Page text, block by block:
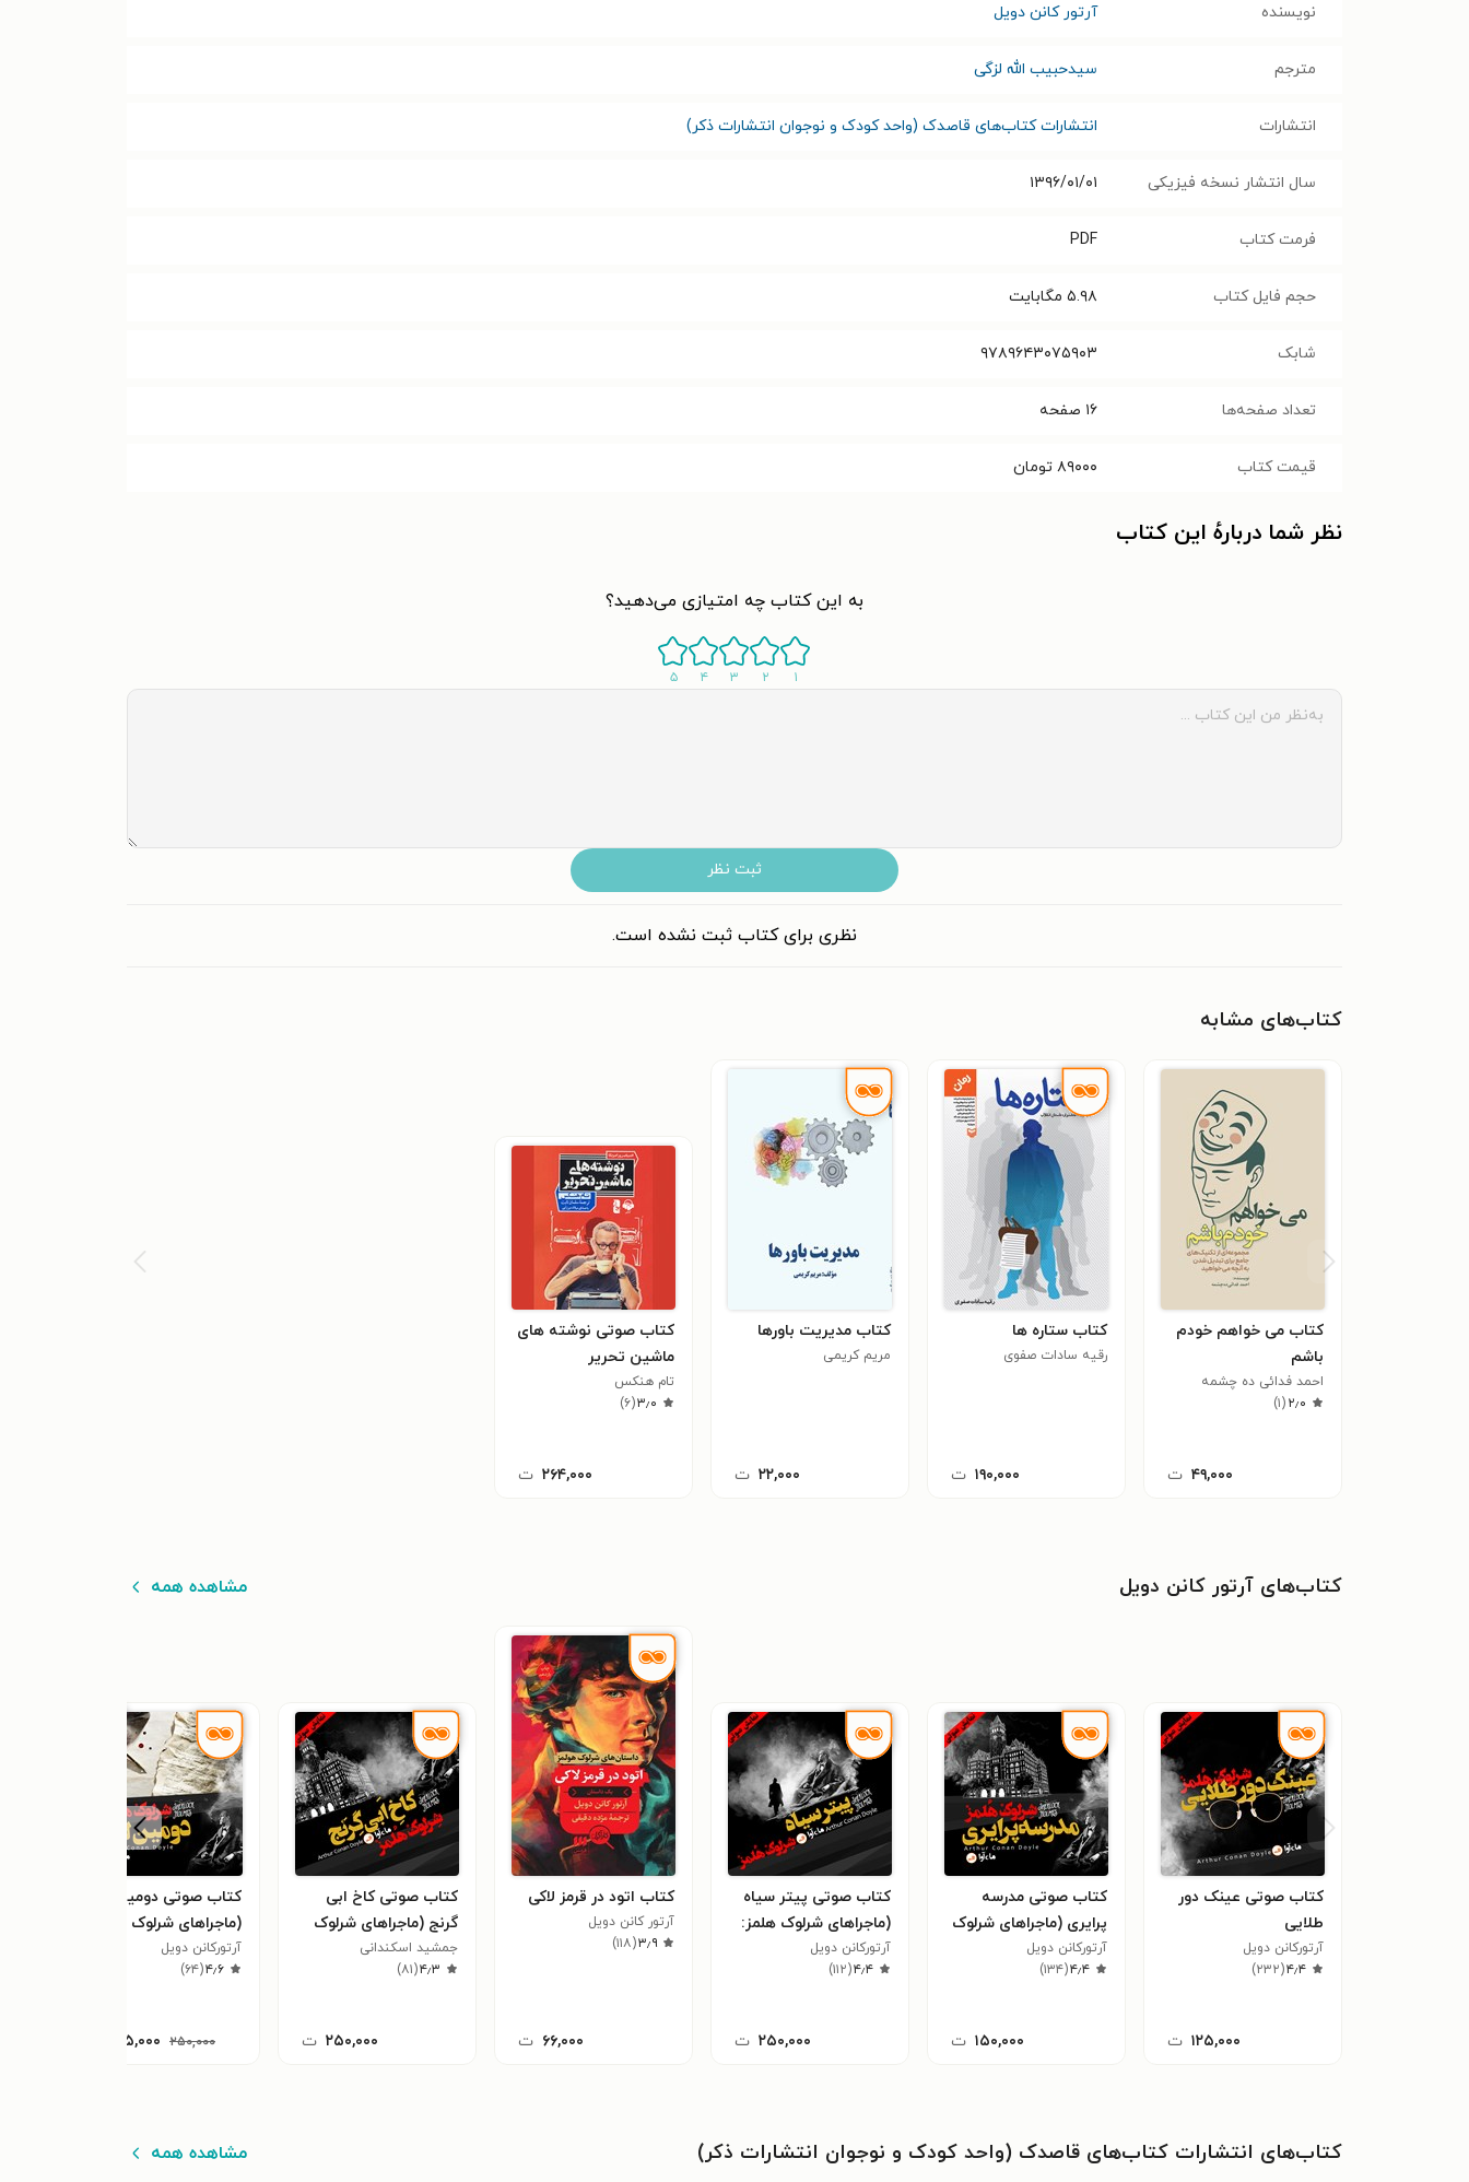
نویسنده آرتور کانن دویل
مترجم سیدحبیب الله لزگی
انتشارات انتشارات کتاب‌های قاصدک (واحد کودک و نوجوان انتشارات ذکر)
سال انتشار نسخه فیزیکی ۱۳۹۶/۰۱/۰۱
فرمت کتاب PDF
حجم فایل کتاب ۵.۹۸ مگابایت
شابک ۹۷۸۹۶۴۳۰۷۵۹۰۳
تعداد صفحه‌ها ۱۶ صفحه
قیمت کتاب ۸۹۰۰۰ تومان
نظر شما دربارهٔ این کتاب
به این کتاب چه امتیازی می‌دهید؟
۱ ۲ ۳ ۴ ۵
ثبت نظر
نظری برای کتاب ثبت نشده است.
کتاب‌های مشابه
کتاب می خواهم خودم
باشم
احمد فدائی ده چشمه
۲٫۰(۱)
۴۹,۰۰۰ ت
کتاب ستاره ها
رقیه سادات صفوی
۱۹۰,۰۰۰ ت
کتاب مدیریت باورها
مریم کریمی
۲۲,۰۰۰ ت
کتاب صوتی نوشته های
ماشین تحریر
تام هنکس
۳٫۰(۶)
۲۶۴,۰۰۰ ت
کتاب‌های آرتور کانن دویل مشاهده همه
کتاب صوتی عینک دور
طلایی
آرتورکانن دویل
۴٫۴(۲۳۲)
۱۲۵,۰۰۰ ت
کتاب صوتی مدرسه
پرایری (ماجراهای شرلوک
هلمز: قسمت دوم)
آرتورکانن دویل
۴٫۴(۱۳۴)
۱۵۰,۰۰۰ ت
کتاب صوتی پیتر سیاه
(ماجراهای شرلوک هلمز:
قسمت هفتم)
آرتورکانن دویل
۴٫۴(۱۱۲)
۲۵۰,۰۰۰ ت
کتاب اتود در قرمز لاکی
آرتور کانن دویل
۳٫۹(۱۱۸)
۶۶,۰۰۰ ت
کتاب صوتی کاخ ابی
گرنج (ماجراهای شرلوک
هلمز: قسمت سوم)
جمشید اسکندانی
۴٫۳(۸۱)
۲۵۰,۰۰۰ ت
کتاب صوتی دومین لکه
(ماجراهای شرلوک هلمز:
قسمت پنجم)
آرتورکانن دویل
۴٫۶(۶۴)
۲۵۰,۰۰۰ ۱۷۵,۰۰۰
کتاب‌های انتشارات کتاب‌های قاصدک (واحد کودک و نوجوان انتشارات ذکر) مشاهده همه